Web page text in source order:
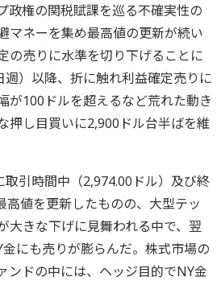
政権の関税賦課を巡る不確実性の
マネーを集め最高値の更新が続い
の売りに水準を切り下げることに
）以降、折に触れ利益確定売りに
が100ドルを超えるなど荒れた動き
押し目買いに2,900ドル台半ばを維
引時間中（2,974.00ドル）及び終
高値を更新したものの、大型テッ
大きな下げに見舞われる中で、翌
にも売りが膨らんだ。株式市場の
ンドの中には、ヘッジ目的でNY金